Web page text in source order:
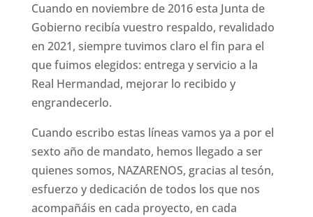
Cuando en noviembre de 2016 esta Junta de
Gobierno recibía vuestro respaldo, revalidado
en 2021, siempre tuvimos claro el fin para el
que fuimos elegidos: entrega y servicio a la
Real Hermandad, mejorar lo recibido y
engrandecerlo.
Cuando escribo estas líneas vamos ya a por el
sexto año de mandato, hemos llegado a ser
quienes somos, NAZARENOS, gracias al tesón,
esfuerzo y dedicación de todos los que nos
acompañáis en cada proyecto, en cada